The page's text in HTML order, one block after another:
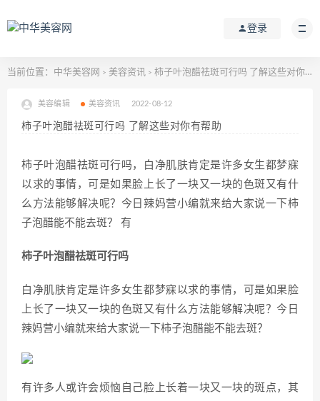
登录
当前位置： 中华美容网 > 美容资讯 > 柿子叶泡醋祛斑可行吗 了解这些对你有帮助
美容编辑 美容资讯 2022-08-12
柿子叶泡醋祛斑可行吗 了解这些对你有帮助
柿子叶泡醋祛斑可行吗，白净肌肤肯定是许多女生都梦寐
以求的事情，可是如果脸上长了一块又一块的色斑又有什
么方法能够解决呢？今日辣妈营小编就来给大家说一下柿
子泡醋能不能去斑？ 有
柿子叶泡醋祛斑可行吗
白净肌肤肯定是许多女生都梦寐以求的事情，可是如果脸
上长了一块又一块的色斑又有什么方法能够解决呢？今日
辣妈营小编就来给大家说一下柿子泡醋能不能去斑？
有许多人或许会烦恼自己脸上长着一块又一块的斑点，其